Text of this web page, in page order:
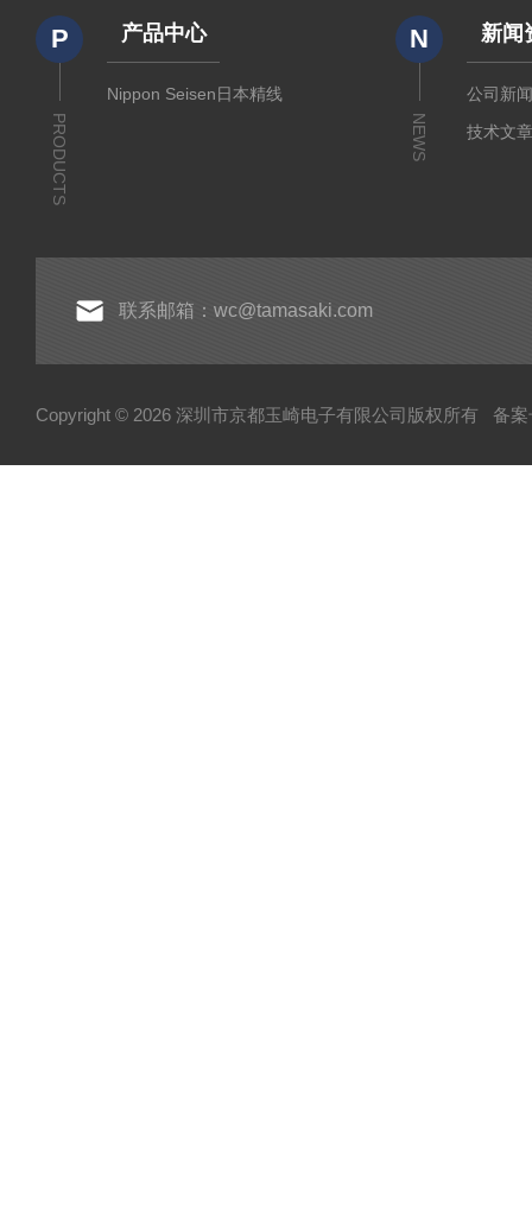
P
PRODUCTS
产品中心
Nippon Seisen日本精线
N
NEWS
新闻
公司新
技术文
联系邮箱：wc@tamasaki.com
Copyright © 2026 深圳市京都玉崎电子有限公司版权所有 备案